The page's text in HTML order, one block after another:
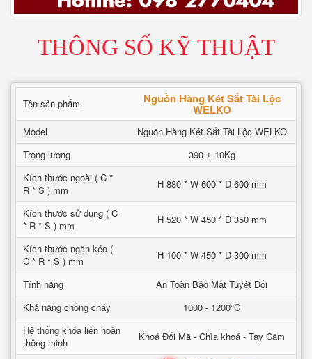
THÔNG SỐ KỸ THUẬT
Tên sản phẩm Nguồn Hàng Két Sắt Tài Lộc
WELKO
Model
Nguồn Hàng Két Sắt Tài Lộc WELKO
Trọng lượng
390 ± 10Kg
Kích thước ngoài ( C *
R * S ) mm
H 880 * W 600 * D 600 mm
Kích thước sử dụng ( C
* R * S ) mm
H 520 * W 450 * D 350 mm
Kích thước ngăn kéo (
C * R * S ) mm
H 100 * W 450 * D 300 mm
Tính năng
An Toàn Bảo Mật Tuyệt Đối
Khả năng chống cháy
1000 - 1200°C
Hệ thống khóa liên hoàn
thông minh
Khoá Đổi Mã - Chìa khoá - Tay Cầm